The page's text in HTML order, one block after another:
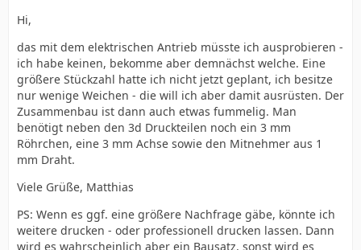
Hi,
das mit dem elektrischen Antrieb müsste ich ausprobieren -
ich habe keinen, bekomme aber demnächst welche. Eine
größere Stückzahl hatte ich nicht jetzt geplant, ich besitze
nur wenige Weichen - die will ich aber damit ausrüsten. Der
Zusammenbau ist dann auch etwas fummelig. Man
benötigt neben den 3d Druckteilen noch ein 3 mm
Röhrchen, eine 3 mm Achse sowie den Mitnehmer aus 1
mm Draht.
Viele Grüße, Matthias
PS: Wenn es ggf. eine größere Nachfrage gäbe, könnte ich
weitere drucken - oder professionell drucken lassen. Dann
wird es wahrscheinlich aber ein Bausatz, sonst wird es